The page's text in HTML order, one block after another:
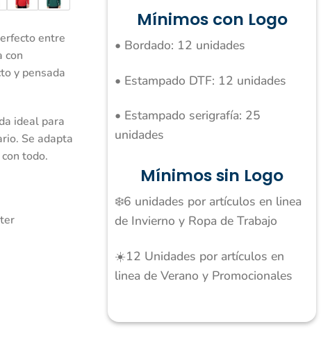
entre
con
y pensada
ideal para
Se adapta
todo.
Mínimos con Logo
• Bordado: 12 unidades
• Estampado DTF: 12 unidades
• Estampado serigrafía: 25
unidades
Mínimos sin Logo
❄️6 unidades por artículos en linea
de Invierno y Ropa de Trabajo
☀️12 Unidades por artículos en
linea de Verano y Promocionales